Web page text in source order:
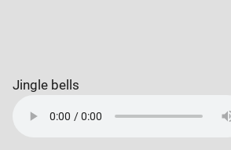
Jingle bells